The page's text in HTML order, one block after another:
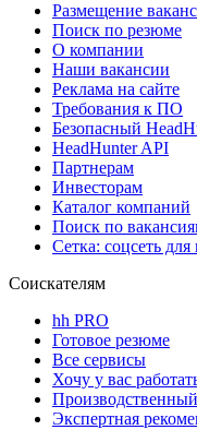
Размещение
Поиск по резюме
О компании
Наши вакансии
Реклама на сайте
Требования к ПО
Безопасный
HeadHunter API
Партнерам
Инвесторам
Каталог компаний
Поиск по
Сетка: соцсеть для
Соискателям
hh PRO
Готовое резюме
Все сервисы
Хочу у вас
Экспертная